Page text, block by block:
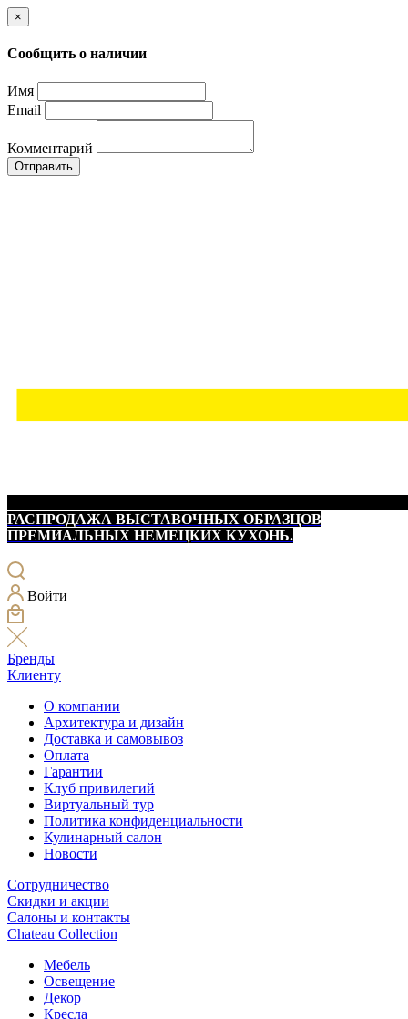
×
Сообщить о наличии
Имя
Email
Комментарий
Отправить
РАСПРОДАЖА ВЫСТАВОЧНЫХ ОБРАЗЦОВ
ПРЕМИАЛЬНЫХ НЕМЕЦКИХ КУХОНЬ.
Войти
Бренды
Клиенту
О компании
Архитектура и дизайн
Доставка и самовывоз
Оплата
Гарантии
Клуб привилегий
Виртуальный тур
Политика конфиденциальности
Кулинарный салон
Новости
Сотрудничество
Скидки и акции
Салоны и контакты
Chateau Collection
Мебель
Освещение
Декор
Кресла